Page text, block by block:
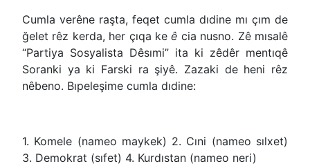
Cumla verêne raşta, feqet cumla dıdine mı çım de
ğelet rêz kerda, her çıqa keê cia nusno. Zê mısalê
“Partiya Sosyalista Dêsımi” ita ki zêdêr mentıqê
Soranki ya ki Farski ra şiyê. Zazaki de heni rêz
nêbeno. Bıpeleşime cumla dıdine:
1. Komele (nameo maykek) 2. Cıni (nameo sılxet)
3. Demokrat (sıfet) 4. Kurdıstan (nameo neri)